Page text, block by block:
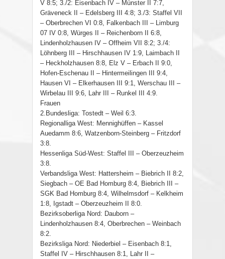
V 8:5; 3./2: Eisenbach IV – Münster II 7:7,
Gräveneck II – Edelsberg III 4:8; 3./3: Staffel VII
– Oberbrechen VI 0:8, Falkenbach III – Limburg
07 IV 0:8, Würges II – Reichenborn II 6:8,
Lindenholzhausen IV – Offheim VII 8:2; 3./4:
Löhnberg III – Hirschhausen IV 1:9, Laimbach II
– Heckholzhausen 8:8, Elz V – Erbach II 9:0,
Hofen-Eschenau II – Hintermeilingen III 9:4,
Hausen VI – Elkerhausen III 9:1, Werschau III –
Wirbelau III 9:6, Lahr III – Runkel III 4:9.
Frauen
2.Bundesliga: Tostedt – Weil 6:3.
Regionalliga West: Mennighüffen – Kassel
Auedamm 8:6, Watzenborn-Steinberg – Fritzdorf
3:8.
Hessenliga Süd-West: Staffel III – Oberzeuzheim
3:8.
Verbandsliga West: Hattersheim – Biebrich II 8:2,
Siegbach – OE Bad Homburg 8:4, Biebrich III –
SGK Bad Homburg 8:4, Wilhelmsdorf – Kelkheim
1:8, Igstadt – Oberzeuzheim II 8:0.
Bezirksoberliga Nord: Dauborn –
Lindenholzhausen 8:4, Oberbrechen – Weinbach
8:2.
Bezirksliga Nord: Niederbiel – Eisenbach 8:1,
Staffel IV – Hirschhausen 8:1, Lahr II –